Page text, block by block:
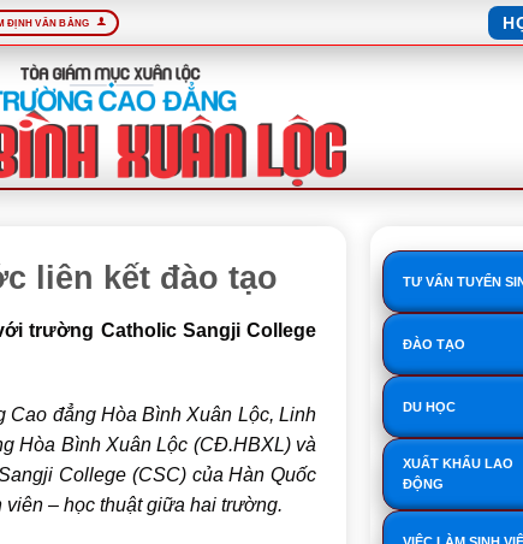
ĐỊNH VĂN BẰNG
liên kết đào tạo
trường Catholic Sangji College
Cao đẳng Hòa Bình Xuân Lộc, Linh
Hòa Bình Xuân Lộc (CĐ.HBXL) và
College (CSC) của Hàn Quốc
– học thuật giữa hai trường.
TƯ VẤN TUYỂN
ĐÀO TẠO
DU HỌC
XUẤT KHẨU LAO
ĐỘNG
VIỆC LÀM SINH